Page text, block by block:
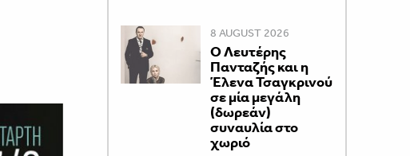
8 AUGUST 2026
Ο Λευτέρης
Πανταζής και η
Έλενα Τσαγκρινού
σε μία μεγάλη
(δωρεάν)
συναυλία στο
χωριό